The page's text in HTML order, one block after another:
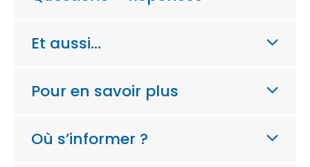
Et aussi…
Pour en savoir plus
Où s’informer ?